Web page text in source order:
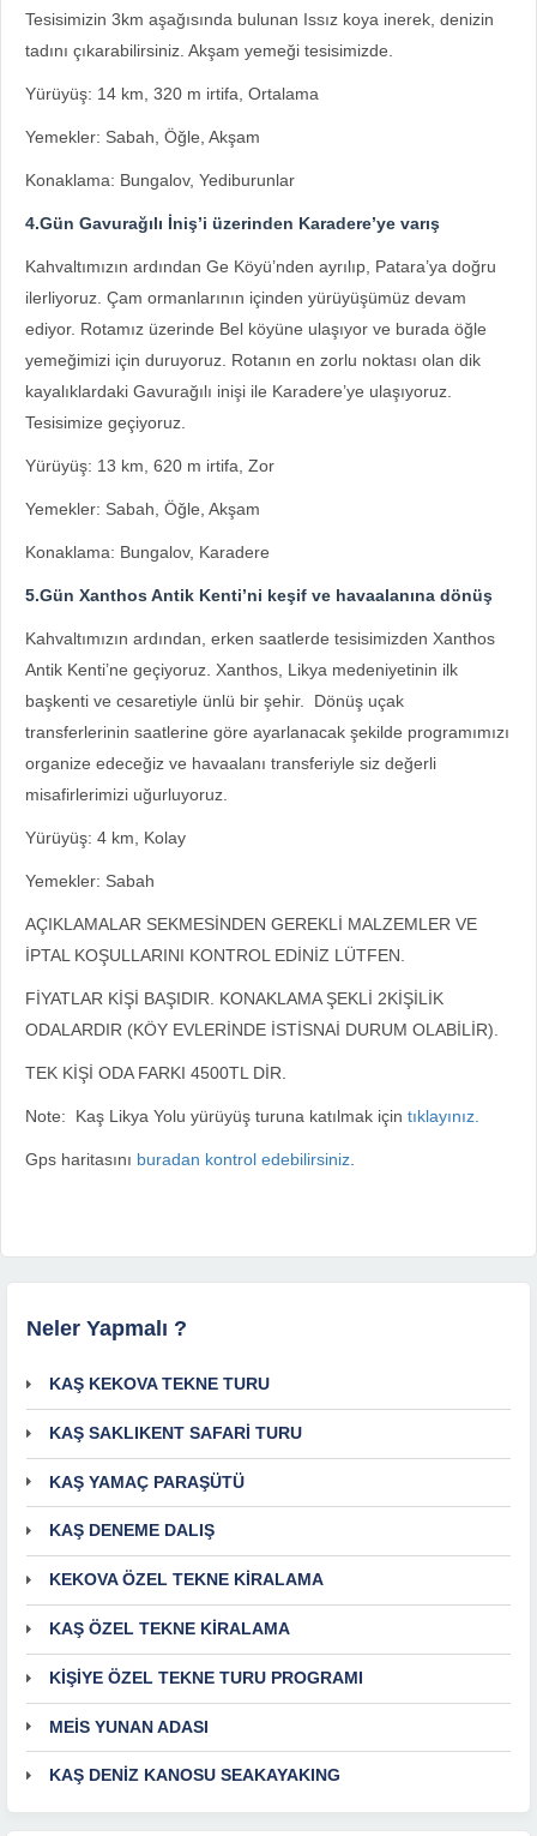
Tesisimizin 3km aşağısında bulunan Issız koya inerek, denizin
tadını çıkarabilirsiniz. Akşam yemeği tesisimizde.
Yürüyüş: 14 km, 320 m irtifa, Ortalama
Yemekler: Sabah, Öğle, Akşam
Konaklama: Bungalov, Yediburunlar
4.Gün Gavurağılı İniş’i üzerinden Karadere’ye varış
Kahvaltımızın ardından Ge Köyü’nden ayrılıp, Patara’ya doğru
ilerliyoruz. Çam ormanlarının içinden yürüyüşümüz devam
ediyor. Rotamız üzerinde Bel köyüne ulaşıyor ve burada öğle
yemeğimizi için duruyoruz. Rotanın en zorlu noktası olan dik
kayalıklardaki Gavurağılı inişi ile Karadere’ye ulaşıyoruz.
Tesisimize geçiyoruz.
Yürüyüş: 13 km, 620 m irtifa, Zor
Yemekler: Sabah, Öğle, Akşam
Konaklama: Bungalov, Karadere
5.Gün Xanthos Antik Kenti’ni keşif ve havaalanına dönüş
Kahvaltımızın ardından, erken saatlerde tesisimizden Xanthos
Antik Kenti’ne geçiyoruz. Xanthos, Likya medeniyetinin ilk
başkenti ve cesaretiyle ünlü bir şehir. Dönüş uçak
transferlerinin saatlerine göre ayarlanacak şekilde programımızı
organize edeceğiz ve havaalanı transferiyle siz değerli
misafirlerimizi uğurluyoruz.
Yürüyüş: 4 km, Kolay
Yemekler: Sabah
AÇIKLAMALAR SEKMESİNDEN GEREKLİ MALZEMLER VE
İPTAL KOŞULLARINI KONTROL EDİNİZ LÜTFEN.
FİYATLAR KİŞİ BAŞIDIR. KONAKLAMA ŞEKLİ 2KİŞİLİK
ODALARDIR (KÖY EVLERİNDE İSTİSNAİ DURUM OLABİLİR).
TEK KİŞİ ODA FARKI 4500TL DİR.
Note: Kaş Likya Yolu yürüyüş turuna katılmak için tıklayınız.
Gps haritasını buradan kontrol edebilirsiniz
Neler Yapmalı ?
KAŞ KEKOVA TEKNE TURU
KAŞ SAKLIKENT SAFARİ TURU
KAŞ YAMAÇ PARAŞÜTÜ
KAŞ DENEME DALIŞ
KEKOVA ÖZEL TEKNE KİRALAMA
KAŞ ÖZEL TEKNE KİRALAMA
KİŞİYE ÖZEL TEKNE TURU PROGRAMI
MEİS YUNAN ADASI
KAŞ DENİZ KANOSU SEAKAYAKING